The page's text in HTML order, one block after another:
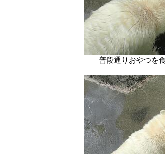
普段通りおやつを